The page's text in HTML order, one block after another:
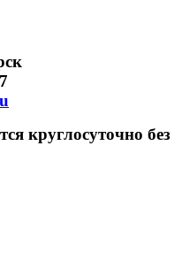
круглосуточно без